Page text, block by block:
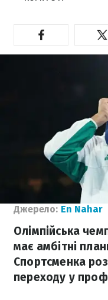
Джерело: En Nahar
Олімпійська
має амбітні
Спортсменка
переходу у